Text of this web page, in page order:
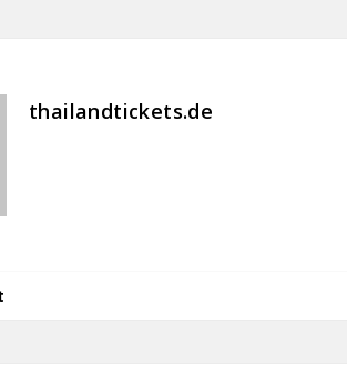
thailandtickets.de